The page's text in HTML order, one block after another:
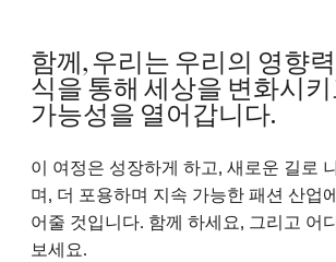
함께, 우리는 우리의 영향
식을 통해 세상을 변화시
가능성을 열어갑니다.
이 여정은 성장하게 하고, 새로운 길로
며, 더 포용하며 지속 가능한 패션 산업
어줄 것입니다. 함께 하세요, 그리고 어
보세요.